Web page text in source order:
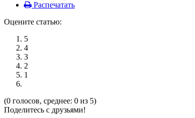
Распечатать
Оцените статью:
5
4
3
2
1
(0 голосов, среднее: 0 из 5)
Поделитесь с друзьями!